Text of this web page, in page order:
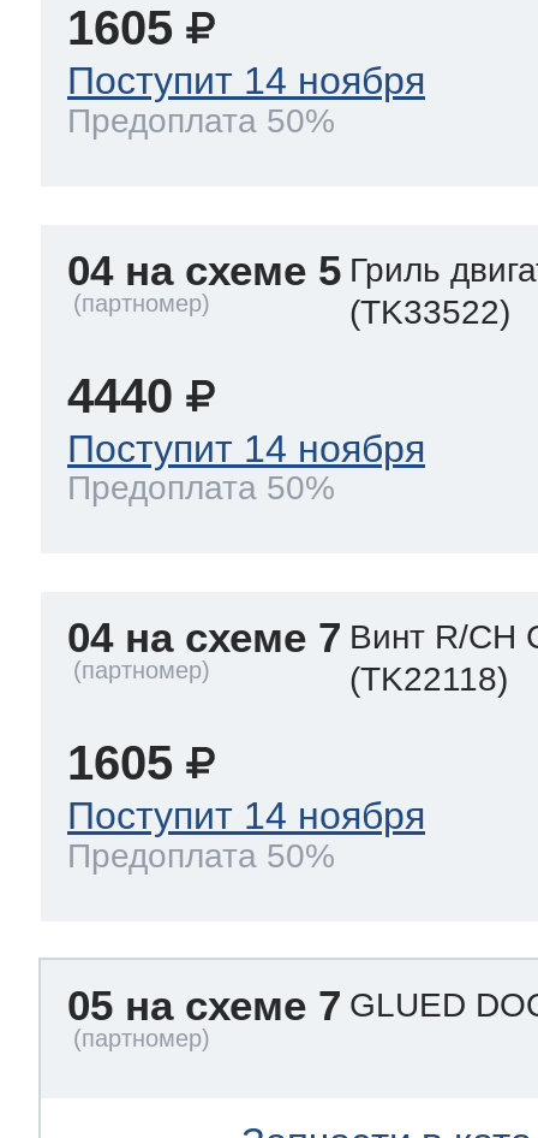
1605
Поступит 14 ноября
Предоплата 50%
04 на схеме 5 Гриль
(TK33522)
4440
Поступит 14 ноября
Предоплата 50%
04 на схеме 7 Винт R/CH
(TK22118)
1605
Поступит 14 ноября
Предоплата 50%
05 на схеме 7 GLUED